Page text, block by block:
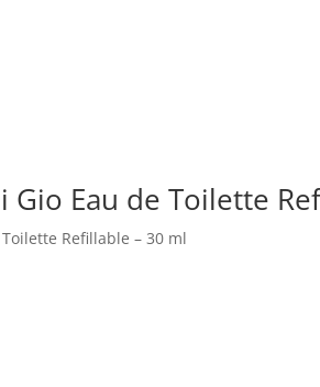
Gio Eau de Toilette
Refillable – 30 ml